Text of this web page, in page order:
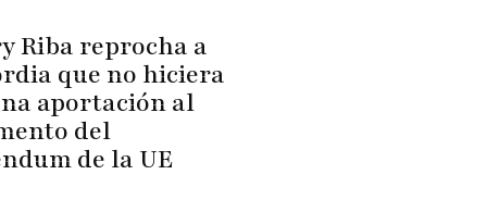
Riba reprocha a
que no hiciera
aportación al
del
de la UE